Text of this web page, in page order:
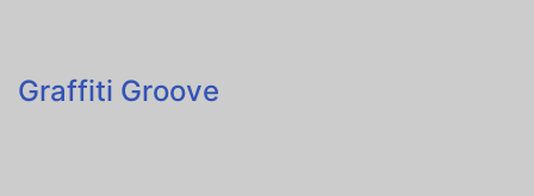
Graffiti Groove